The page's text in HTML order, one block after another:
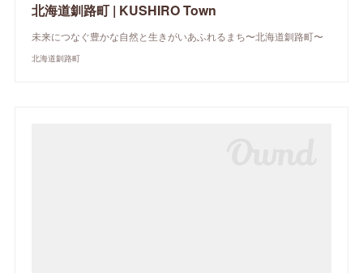
北海道釧路町 | KUSHIRO Town
未来につなぐ豊かな自然と生きがいあふれるまち〜北海道釧路町〜
北海道釧路町